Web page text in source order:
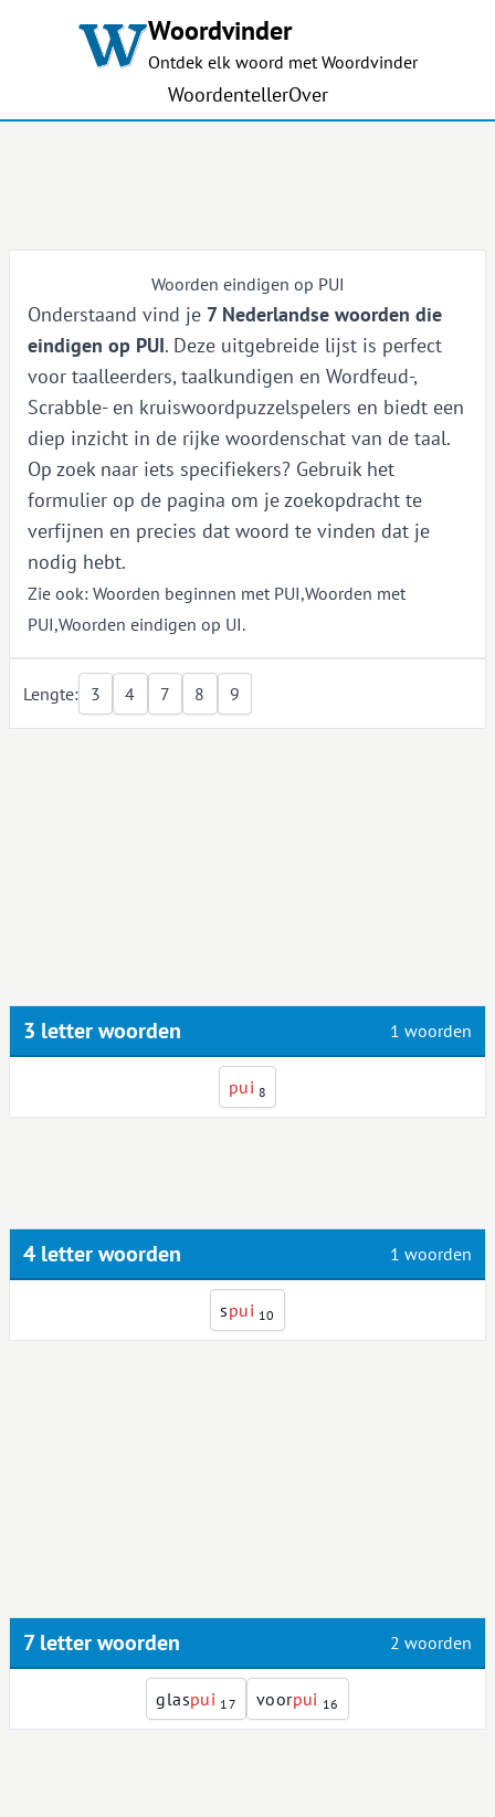
Woordvinder
Ontdek elk woord met Woordvinder
WoordentellerOver
Woorden eindigen op PUI
Onderstaand vind je 7 Nederlandse woorden die
eindigen op PUI. Deze uitgebreide lijst is perfect
voor taalleerders, taalkundigen en Wordfeud-,
Scrabble- en kruiswoordpuzzelspelers en biedt een
diep inzicht in de rijke woordenschat van de taal.
Op zoek naar iets specifiekers? Gebruik het
formulier op de pagina om je zoekopdracht te
verfijnen en precies dat woord te vinden dat je
nodig hebt.
Zie ook: Woorden beginnen met PUI,Woorden met
PUI,Woorden eindigen op UI.
Lengte: 3 4 7 8 9
3 letter woorden 1 woorden
pui 8
4 letter woorden 1 woorden
spui 10
7 letter woorden 2 woorden
glaspui 17 voorpui 16